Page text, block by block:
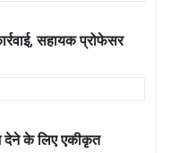
सहायक प्रोफेसर
देने के लिए एकीकृत